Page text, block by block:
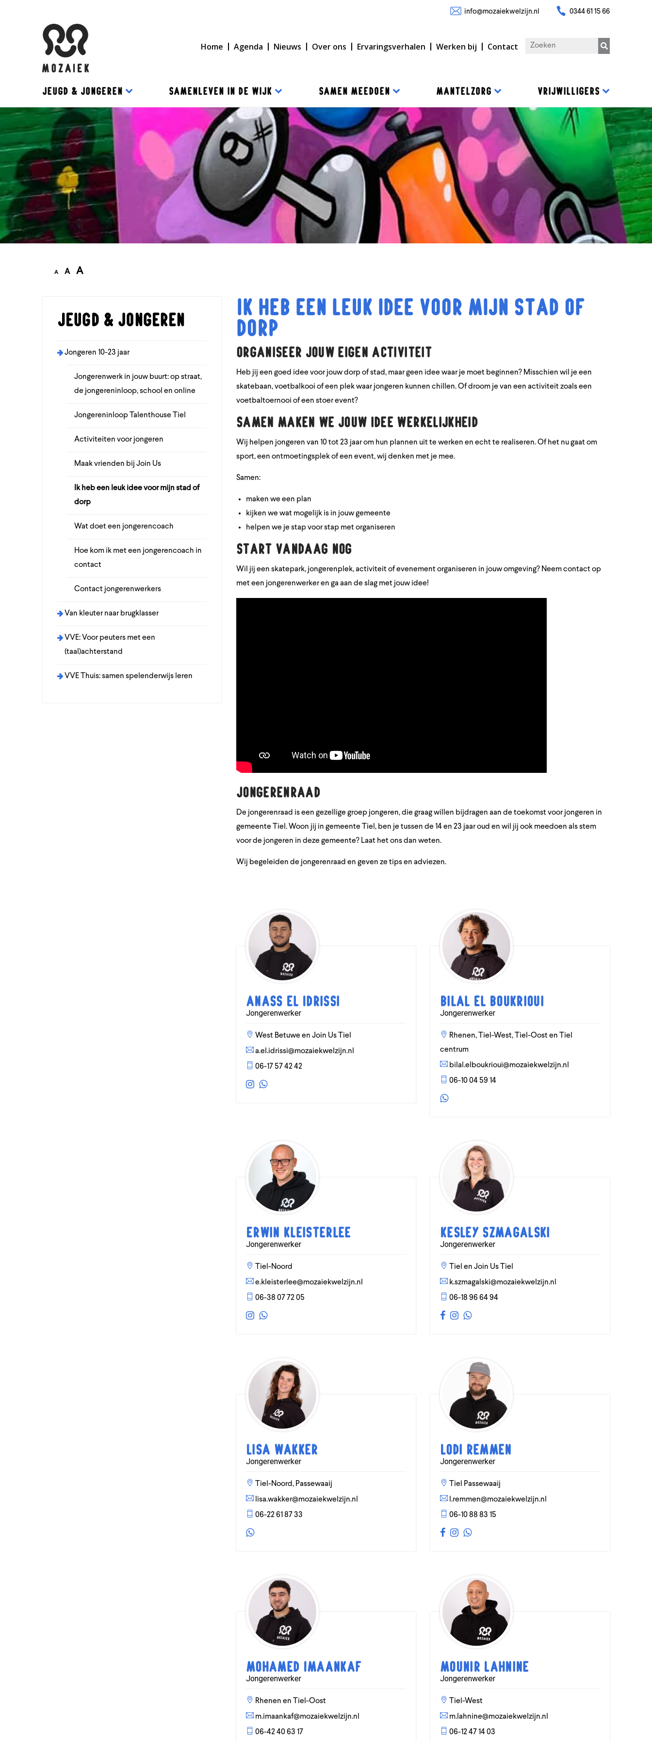
info@mozaiekwelzijn.nl 0344 61 15 66
Home Agenda Nieuws Over ons Ervaringsverhalen Werken bij Contact
JEUGD & JONGEREN SAMENLEVEN IN DE WIJK SAMEN MEEDOEN MANTELZORG VRIJWILLIGERS
A A A
Jeugd & jongeren
Jongeren 10-23 jaar
Jongerenwerk in jouw buurt: op straat,
de jongereninloop, school en online
Jongereninloop Talenthouse Tiel
Activiteiten voor jongeren
Maak vrienden bij Join Us
Ik heb een leuk idee voor mijn stad of
dorp
Wat doet een jongerencoach
Hoe kom ik met een jongerencoach in
contact
Contact jongerenwerkers
Van kleuter naar brugklasser
VVE: Voor peuters met een
(taal)achterstand
VVE Thuis: samen spelenderwijs leren
Ik heb een leuk idee voor mijn stad of
dorp
Organiseer jouw eigen activiteit
Heb jij een goed idee voor jouw dorp of stad, maar geen idee waar je moet beginnen? Misschien wil je een
skatebaan, voetbalkooi of een plek waar jongeren kunnen chillen. Of droom je van een activiteit zoals een
voetbaltoernooi of een stoer event?
Samen maken we jouw idee werkelijkheid
Wij helpen jongeren van 10 tot 23 jaar om hun plannen uit te werken en echt te realiseren. Of het nu gaat om
sport, een ontmoetingsplek of een event, wij denken met je mee.
Samen:
maken we een plan
kijken we wat mogelijk is in jouw gemeente
helpen we je stap voor stap met organiseren
Start vandaag nog
Wil jij een skatepark, jongerenplek, activiteit of evenement organiseren in jouw omgeving? Neem contact op
met een jongerenwerker en ga aan de slag met jouw idee!
Jongerenraad
De jongerenraad is een gezellige groep jongeren, die graag willen bijdragen aan de toekomst voor jongeren in
gemeente Tiel. Woon jij in gemeente Tiel, ben je tussen de 14 en 23 jaar oud en wil jij ook meedoen als stem
voor de jongeren in deze gemeente? Laat het ons dan weten.
Wij begeleiden de jongerenraad en geven ze tips en adviezen.
Anass El Idrissi
Jongerenwerker
West Betuwe en Join Us Tiel
a.el.idrissi@mozaiekwelzijn.nl
06-17 57 42 42
Bilal El Boukrioui
Jongerenwerker
Rhenen, Tiel-West, Tiel-Oost en Tiel
centrum
bilal.elboukrioui@mozaiekwelzijn.nl
06-10 04 59 14
Erwin Kleisterlee
Jongerenwerker
Tiel-Noord
e.kleisterlee@mozaiekwelzijn.nl
06-38 07 72 05
Kesley Szmagalski
Jongerenwerker
Tiel en Join Us Tiel
k.szmagalski@mozaiekwelzijn.nl
06-18 96 64 94
Lisa Wakker
Jongerenwerker
Tiel-Noord, Passewaaij
lisa.wakker@mozaiekwelzijn.nl
06-22 61 87 33
Lodi Remmen
Jongerenwerker
Tiel Passewaaij
l.remmen@mozaiekwelzijn.nl
06-10 88 83 15
Mohamed Imaankaf
Jongerenwerker
Rhenen en Tiel-Oost
m.imaankaf@mozaiekwelzijn.nl
06-42 40 63 17
Mounir Lahnine
Jongerenwerker
Tiel-West
m.lahnine@mozaiekwelzijn.nl
06-12 47 14 03